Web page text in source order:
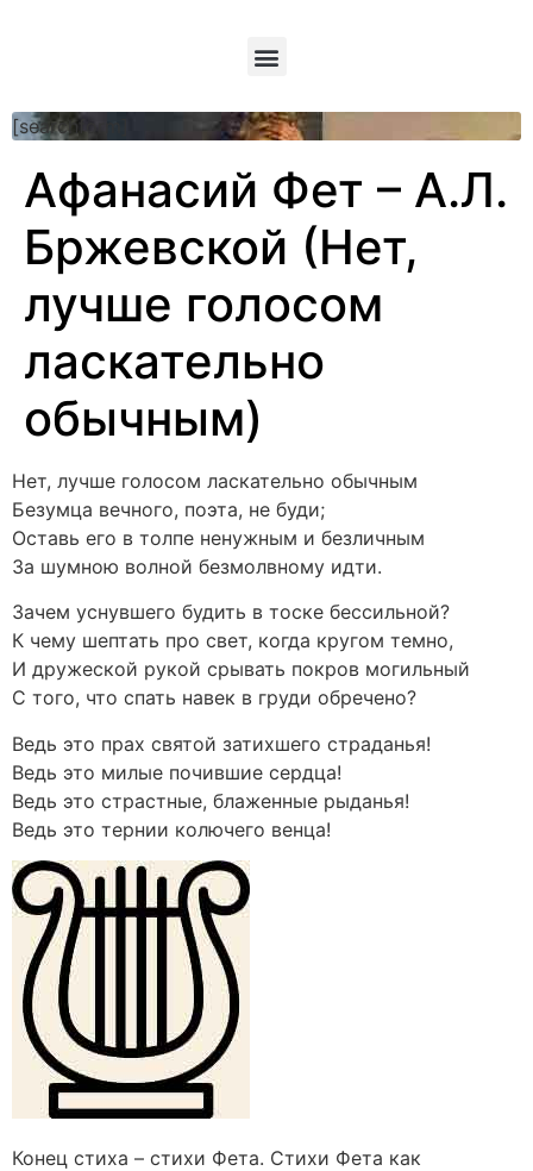
[searchform]
Афанасий Фет – А.Л.
Бржевской (Нет,
лучше голосом
ласкательно
обычным)
Нет, лучше голосом ласкательно обычным
Безумца вечного, поэта, не буди;
Оставь его в толпе ненужным и безличным
За шумною волной безмолвному идти.
Зачем уснувшего будить в тоске бессильной?
К чему шептать про свет, когда кругом темно,
И дружеской рукой срывать покров могильный
С того, что спать навек в груди обречено?
Ведь это прах святой затихшего страданья!
Ведь это милые почившие сердца!
Ведь это страстные, блаженные рыданья!
Ведь это тернии колючего венца!
Конец стиха – стихи Фета. Стихи Фета как